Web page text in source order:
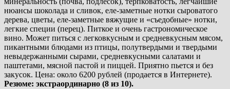
нюансы шоколада и сливок, еле-заметные нотки сыроватого
дерева, цветы, еле-заметные вяжущие и «съедобные» нотки,
легкие специи (перец). Питкое и очень гастрономическое
вино. Может питься с легковкусным и средневкусным мясом,
пикантными блюдами из птицы, полутвердыми и твердыми
невыдержанными сырами, средневкусными салатами и
паштетами, мясной пастой и пиццей. Приятно пьется и без
закусок. Цена: около 6200 рублей (продается в Интернете).
Резюме: экстраординарно (8 из 10).